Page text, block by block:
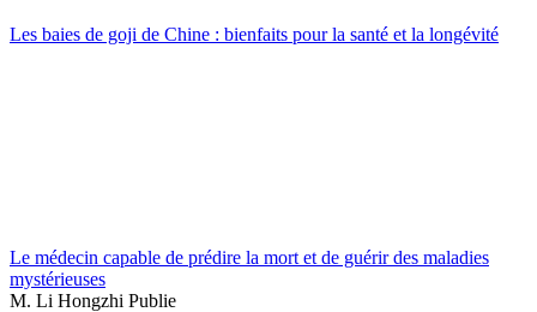
Les baies de goji de Chine : bienfaits pour la santé et la longévité
Le médecin capable de prédire la mort et de guérir des maladies
mystérieuses
M. Li Hongzhi Publie